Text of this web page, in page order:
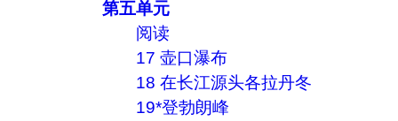
第五单元
阅读
17 壶口瀑布
18 在长江源头各拉丹冬
19*登勃朗峰